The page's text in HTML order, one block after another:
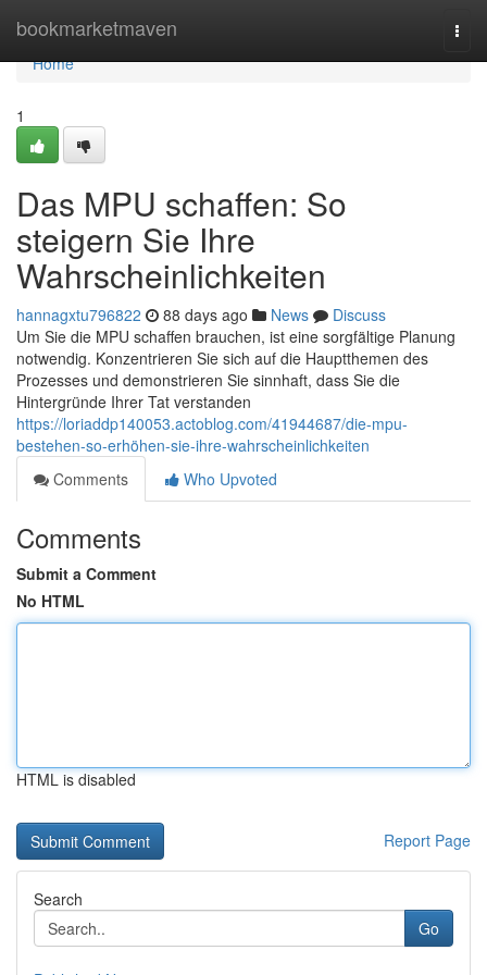
bookmarketmaven
Home
Home
1
Das MPU schaffen: So
steigern Sie Ihre
Wahrscheinlichkeiten
hannagxtu796822 88 days ago News
Discuss
Um Sie die MPU schaffen brauchen, ist eine sorgfältige Planung
notwendig. Konzentrieren Sie sich auf die Hauptthemen des
Prozesses und demonstrieren Sie sinnhaft, dass Sie die
Hintergründe Ihrer Tat verstanden
https://loriaddp140053.actoblog.com/41944687/die-mpu-
bestehen-so-erhöhen-sie-ihre-wahrscheinlichkeiten
Comments
Who Upvoted
Comments
Submit a Comment
No HTML
HTML is disabled
Report Page
Search
Go